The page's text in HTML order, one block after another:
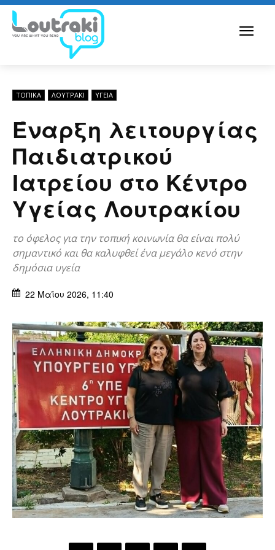
ΤΟΠΙΚΑ ΛΟΥΤΡΆΚΙ ΥΓΕΙΑ
Έναρξη λειτουργίας
Παιδιατρικού
Ιατρείου στο Κέντρο
Υγείας Λουτρακίου
το όφελος για την τοπική κοινωνία θα είναι πολύ
σημαντικό και θα καλυφθεί ένα μεγάλο κενό στην
δημόσια υγεία
22 Μαΐου 2026, 11:40